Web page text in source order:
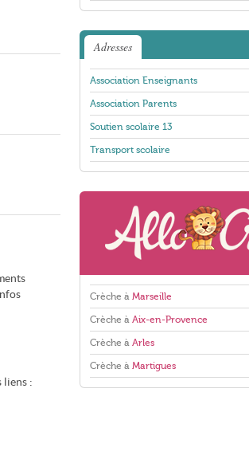
liens :
Adresses
Association Enseignants
Association Parents
Soutien scolaire 13
Transport scolaire
Crèche à Marseille
Crèche à Aix-en-Provence
Crèche à Arles
Crèche à Martigues